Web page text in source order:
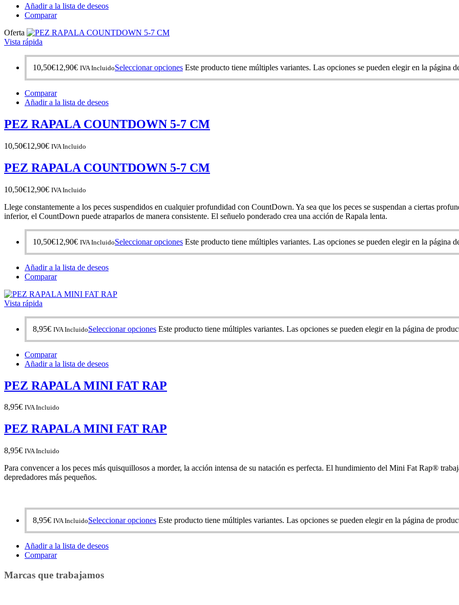
Añadir a la lista de deseos
Comparar
Oferta
Vista rápida
10,50€12,90€ IVA IncluidoSeleccionar opciones Este producto tiene múltiples variantes. Las opciones se pueden elegir en la página
Comparar
Añadir a la lista de deseos
PEZ RAPALA COUNTDOWN 5-7 CM
10,50€12,90€ IVA Incluido
PEZ RAPALA COUNTDOWN 5-7 CM
10,50€12,90€ IVA Incluido
Llege constantemente a los peces suspendidos en cualquier profundidad con CountDown. Ya sea que los peces se suspendan a ciertas
inferior, el CountDown puede atraparlos de manera consistente. El señuelo ponderado crea una acción de Rapala lenta.
10,50€12,90€ IVA IncluidoSeleccionar opciones Este producto tiene múltiples variantes. Las opciones se pueden elegir en la página
Añadir a la lista de deseos
Comparar
Vista rápida
8,95€ IVA IncluidoSeleccionar opciones Este producto tiene múltiples variantes. Las opciones se pueden elegir en la página de
Comparar
Añadir a la lista de deseos
PEZ RAPALA MINI FAT RAP
8,95€ IVA Incluido
PEZ RAPALA MINI FAT RAP
8,95€ IVA Incluido
Para convencer a los peces más quisquillosos a morder, la acción intensa de su natación es perfecta. El hundimiento del Mini Fat Rap®
depredadores más pequeños.
8,95€ IVA IncluidoSeleccionar opciones Este producto tiene múltiples variantes. Las opciones se pueden elegir en la página de
Añadir a la lista de deseos
Comparar
Marcas que trabajamos